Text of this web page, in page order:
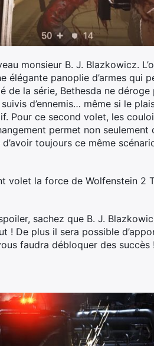
monsieur B. J. Blazkowicz.
panoplie d’armes qui
de la série, Bethesda ne
d’ennemis… même si le
Pour ce second volet, les
permet non
toujours ce même
volet la force de Wolfenstein 2
sachez que B. J.
! De plus il sera possible
faudra débloquer des succès !